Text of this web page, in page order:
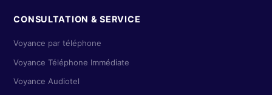
CONSULTATION & SERVICE
Voyance par téléphone
Voyance Téléphone Immédiate
Voyance Audiotel